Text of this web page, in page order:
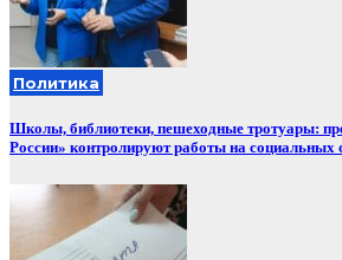
Политика
Школы, библиотеки, пешеходные тротуары:
России» контролируют работы на социальных